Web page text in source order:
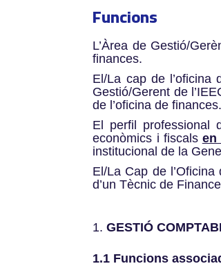
Funcions
L’Àrea de Gestió/
finances.
El/La cap de l’oficina
Gestió/Gerent de
de l’oficina de finances.
El perfil professional
econòmics i fiscals en
institucional de la
El/La Cap de
d’un Tècnic de
GESTIÓ
1.1 Funcions